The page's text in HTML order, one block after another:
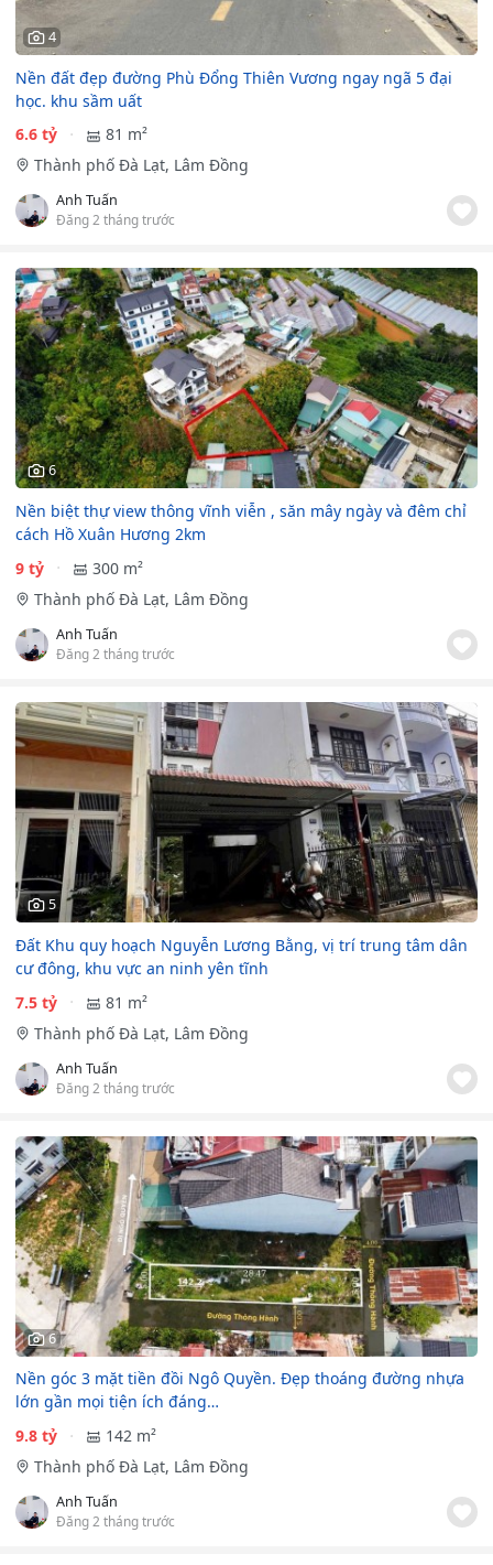
4
Nền đất đẹp đường Phù Đổng Thiên Vương ngay ngã 5 đại
học. khu sầm uất
6.6 tỷ
81 m²
Thành phố Đà Lạt, Lâm Đồng
Anh Tuấn
Đăng 2 tháng trước
6
Nền biệt thự view thông vĩnh viễn , săn mây ngày và đêm chỉ
cách Hồ Xuân Hương 2km
9 tỷ
300 m²
Thành phố Đà Lạt, Lâm Đồng
Anh Tuấn
Đăng 2 tháng trước
5
Đất Khu quy hoạch Nguyễn Lương Bằng, vị trí trung tâm dân
cư đông, khu vực an ninh yên tĩnh
7.5 tỷ
81 m²
Thành phố Đà Lạt, Lâm Đồng
Anh Tuấn
Đăng 2 tháng trước
6
Nền góc 3 mặt tiền đồi Ngô Quyền. Đẹp thoáng đường nhựa
lớn gần mọi tiện ích đáng…
9.8 tỷ
142 m²
Thành phố Đà Lạt, Lâm Đồng
Anh Tuấn
Đăng 2 tháng trước